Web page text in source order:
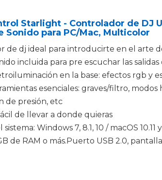
Starlight - Controlador de DJ
Sonido para PC/Mac, Multicolor
de dj ideal para introducirte en el arte
incluida para pre escuchar las
en la base: efectos rgb y
esenciales: graves/filtro,
de presión, etc
de llevar a donde quieras
Windows 7, 8.1, 10 / macOS
de RAM o más.Puerto USB 2.0,